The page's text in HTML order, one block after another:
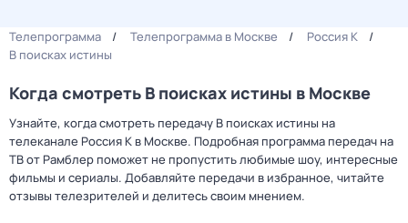
Телепрограмма Телепрограмма в Москве
Россия К
В поисках истины
Когда смотреть В поисках истины в Москве
Узнайте, когда смотреть передачу В поисках истины на
телеканале Россия К в Москве. Подробная программа передач на
ТВ от Рамблер поможет не пропустить любимые шоу, интересные
фильмы и сериалы. Добавляйте передачи в избранное, читайте
отзывы телезрителей и делитесь своим мнением.